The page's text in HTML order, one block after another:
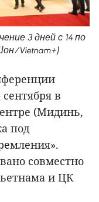
3 дней с 14 по
Vietnam+)
в
(Мидинь,
под
совместно
и ЦК